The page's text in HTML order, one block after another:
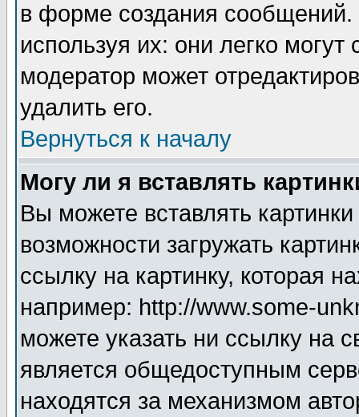
в форме создания сообщений.
используя их: они легко
модератор может
удалить его.
Вернуться к началу
Могу ли я вставлять
Вы можете вставлять
возможности загружать
ссылку на картинку, которая
например: http://www.some-
можете указать ни ссылку на
является общедоступным
находятся за механизмом